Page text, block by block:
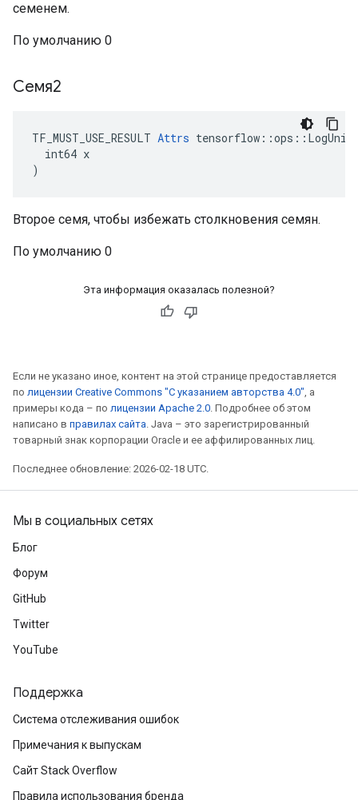
семенем.
По умолчанию 0
Семя2
TF_MUST_USE_RESULT Attrs
  int64 x
)
Второе семя, чтобы избежать столкновения семян.
По умолчанию 0
Эта информация оказалась полезной?
Если не указано иное, контент на этой странице предоставляется
по лицензии Creative Commons "С указанием авторства 4.0", а
примеры кода – по лицензии Apache 2.0. Подробнее об этом
написано в правилах сайта. Java – это зарегистрированный
товарный знак корпорации Oracle и ее аффилированных лиц.
Последнее обновление: 2026-02-18 UTC.
Мы в социальных сетях
Блог
Форум
GitHub
Twitter
YouTube
Поддержка
Система отслеживания ошибок
Примечания к выпускам
Сайт Stack Overflow
Правила использования бренда